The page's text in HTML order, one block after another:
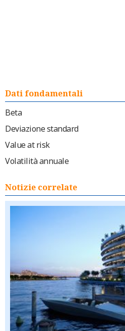
Dati fondamentali
Beta
Deviazione standard
Value at risk
Volatilità annuale
Notizie correlate